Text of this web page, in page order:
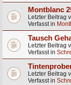
Montblanc
Letzter Beitrag
Verfasst in
Tausch
Letzter Beitrag
Verfasst in
Letzter Beitrag
Verfasst in